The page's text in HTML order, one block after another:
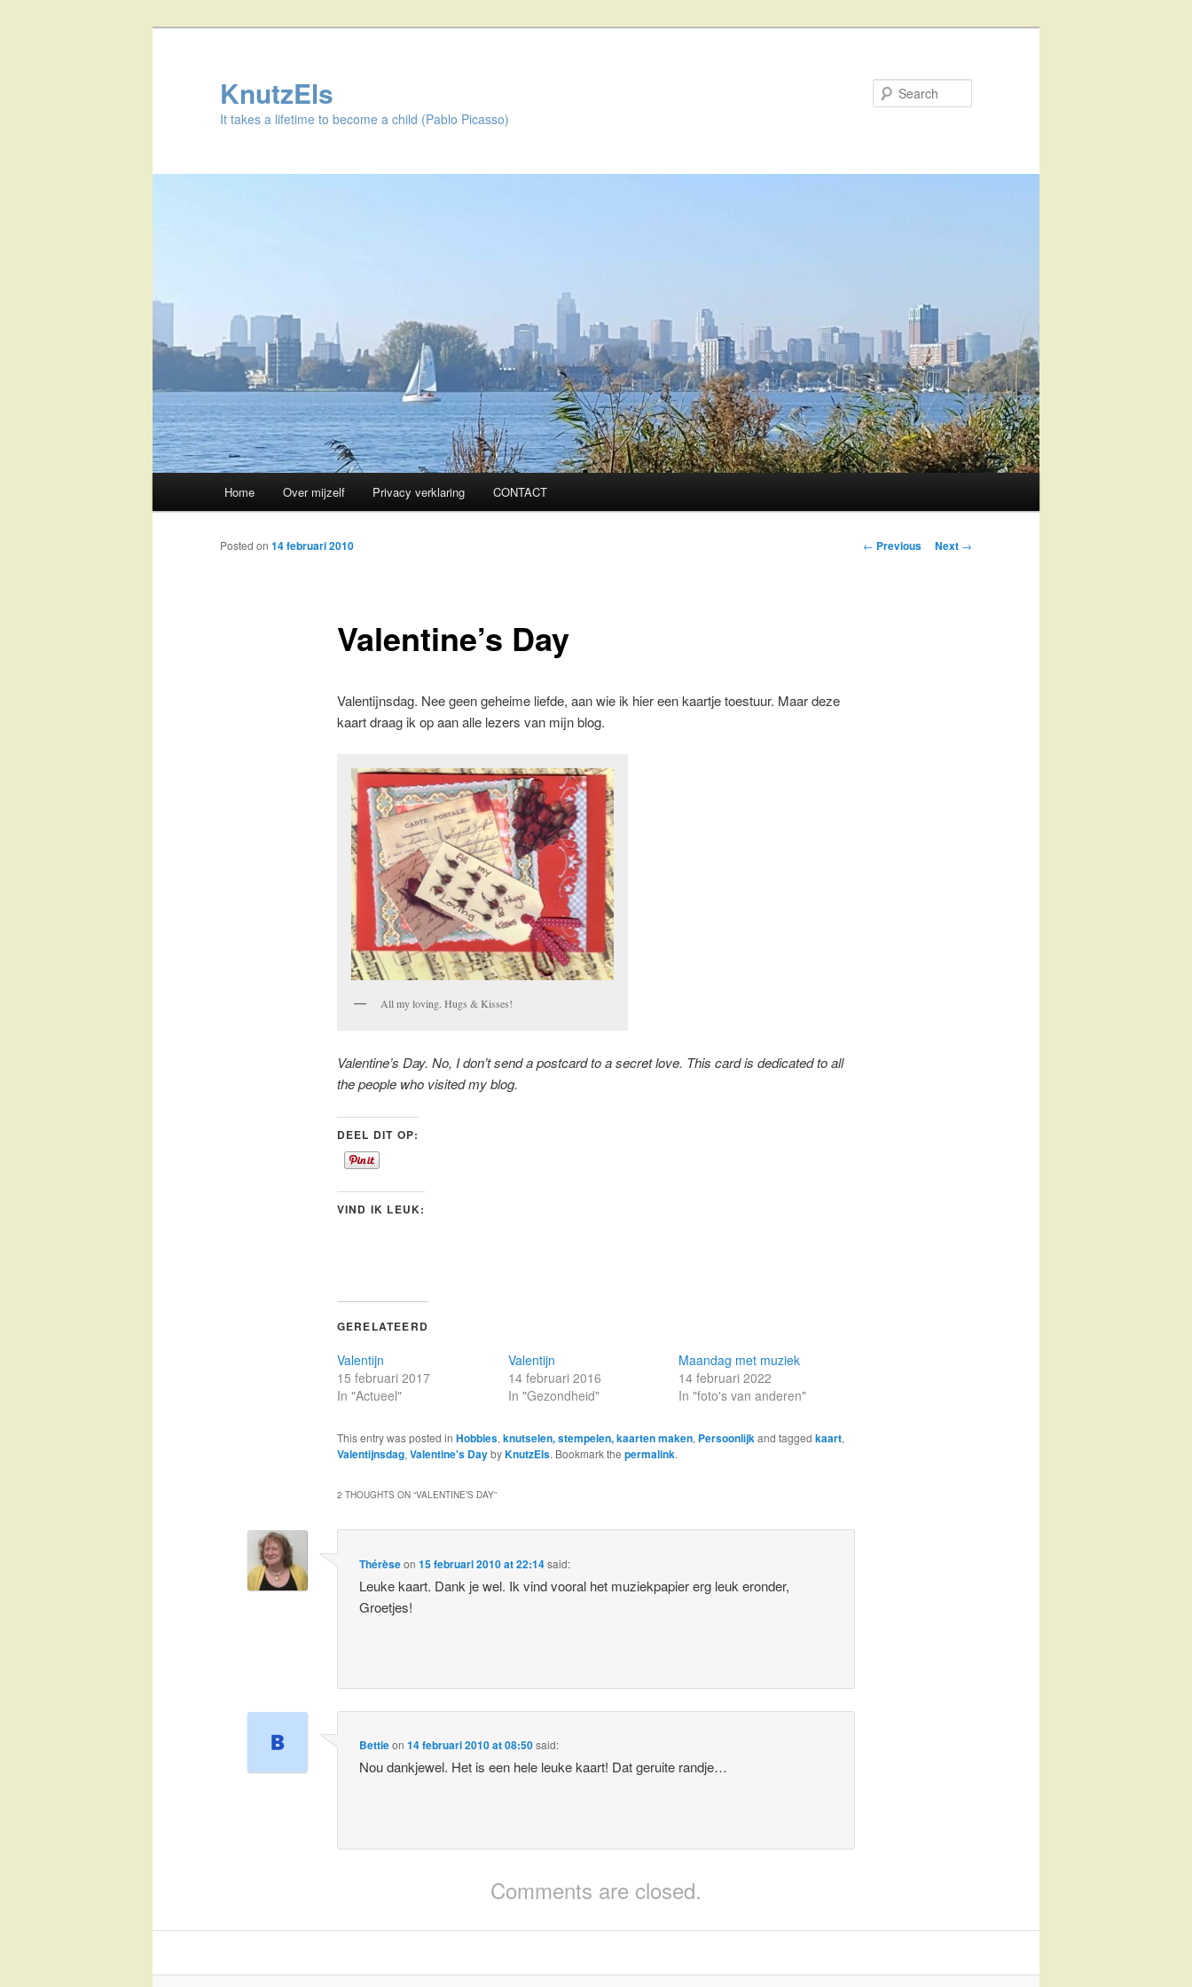
KnutzEls
It takes a lifetime to become a child (Pablo Picasso)
Skip
to
Home Over mijzelf Privacy verklaring CONTACT
Post
← Previous Next →
Valentine’s Day
Posted on 14 februari 2010
Valentijnsdag. Nee geen geheime liefde, aan wie ik hier een kaartje toestuur. Maar deze
kaart draag ik op aan alle lezers van mijn blog.
All my loving. Hugs & Kisses!
Valentine’s Day. No, I don’t send a postcard to a secret love. This card is dedicated to all
the people who visited my blog.
DEEL DIT OP:
VIND IK LEUK:
GERELATEERD
Valentijn
15 februari 2017
In "Actueel"
Valentijn
14 februari 2016
In "Gezondheid"
Maandag met muziek
14 februari 2022
In "foto's van anderen"
This entry was posted in Hobbies, knutselen, stempelen, kaarten maken, Persoonlijkand tagged kaart,
Valentijnsdag, Valentine's DaybyKnutzEls. Bookmark the permalink.
2 THOUGHTS ON “VALENTINE’S DAY”
Thérèseon15 februari 2010 at 22:14said:
Leuke kaart. Dank je wel. Ik vind vooral het muziekpapier erg leuk eronder,
Groetjes!
Bettieon14 februari 2010 at 08:50said:
Nou dankjewel. Het is een hele leuke kaart! Dat geruite randje…
Comments are closed.